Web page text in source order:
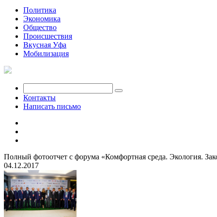
Политика
Экономика
Общество
Происшествия
Вкусная Уфа
Мобилизация
Контакты
Написать письмо
Полный фотоотчет с форума «Комфортная среда. Экология.
04.12.2017